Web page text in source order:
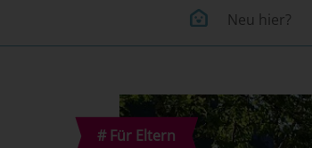
Neu hier?
# Für Eltern